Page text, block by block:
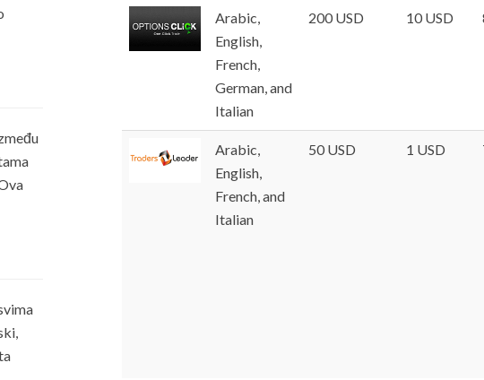
Arabic,
English,
French,
German, and
Italian
200 USD 10 USD
Arabic,
English,
French, and
Italian
50 USD 1 USD